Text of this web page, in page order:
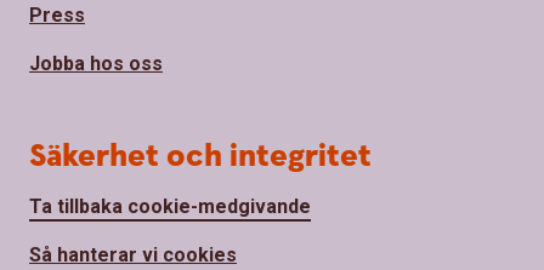
Press
Jobba hos oss
Säkerhet och integritet
Ta tillbaka cookie-medgivande
Så hanterar vi cookies